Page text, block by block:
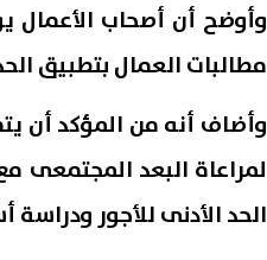
وأوضح أن أصحاب الأعمال
مطالبات العمال بتطبيق
وأضاف أنه من المؤكد أن
لمراعاة البعد المجتمعى
الحد الأدنى للأجور ودراسة